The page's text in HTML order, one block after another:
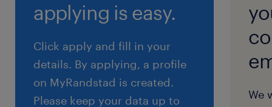
• Du medbringer solid erfaring med
opsøgende teknisk salg eller projektsalg,
ideelt set inden for automation, styretavler
eller B2B-markedet.
• Du mestrer dansk og engelsk flydende i
applying is easy.
Click apply and fill in your
details. By applying, a profile
on MyRandstad is created.
Please keep your data up to
We